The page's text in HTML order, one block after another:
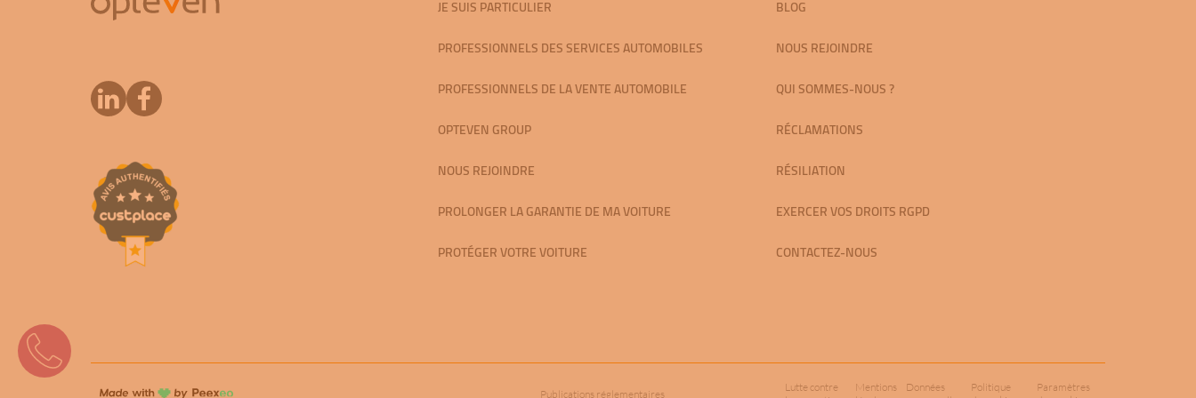
JE SUIS PARTICULIER
PROFESSIONNELS DES SERVICES AUTOMOBILES
PROFESSIONNELS DE LA VENTE AUTOMOBILE
OPTEVEN GROUP
NOUS REJOINDRE
PROLONGER LA GARANTIE DE MA VOITURE
PROTÉGER VOTRE VOITURE
BLOG
NOUS REJOINDRE
QUI SOMMES-NOUS ?
RÉCLAMATIONS
RÉSILIATION
EXERCER VOS DROITS RGPD
CONTACTEZ-NOUS
Publications réglementaires
Lutte contre
Mentions
Données
Politique
Paramètres